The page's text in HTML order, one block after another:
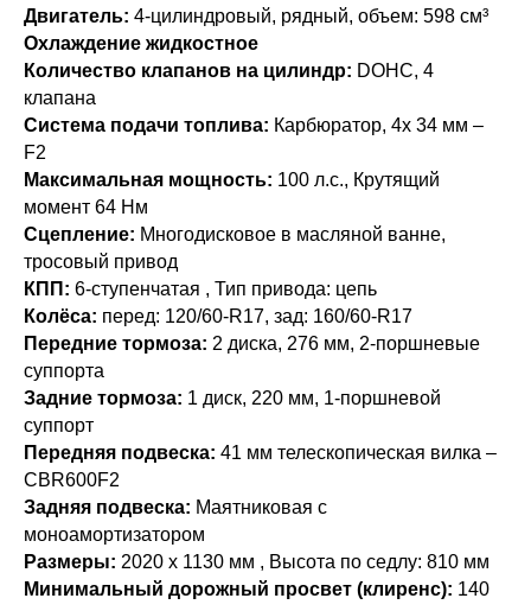
Двигатель: 4-цилиндровый, рядный, объем: 598 см³
Охлаждение жидкостное
Количество клапанов на цилиндр: DOHC, 4
клапана
Система подачи топлива: Карбюратор, 4x 34 мм –
F2
Максимальная мощность: 100 л.с., Крутящий
момент 64 Нм
Сцепление: Многодисковое в масляной ванне,
тросовый привод
КПП: 6-ступенчатая , Тип привода: цепь
Колёса: перед: 120/60-R17, зад: 160/60-R17
Передние тормоза: 2 диска, 276 мм, 2-поршневые
суппорта
Задние тормоза: 1 диск, 220 мм, 1-поршневой
суппорт
Передняя подвеска: 41 мм телескопическая вилка –
CBR600F2
Задняя подвеска: Маятниковая с
моноамортизатором
Размеры: 2020 х 1130 мм , Высота по седлу: 810 мм
Минимальный дорожный просвет (клиренс): 140